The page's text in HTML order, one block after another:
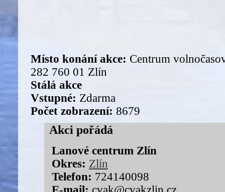
Místo konání akce: Centrum
282 760 01 Zlín
Stálá akce
Vstupné: Zdarma
Počet zobrazení: 8679
Akci pořádá
Lanové centrum Zlín
Okres: Zlín
Telefon: 724140098